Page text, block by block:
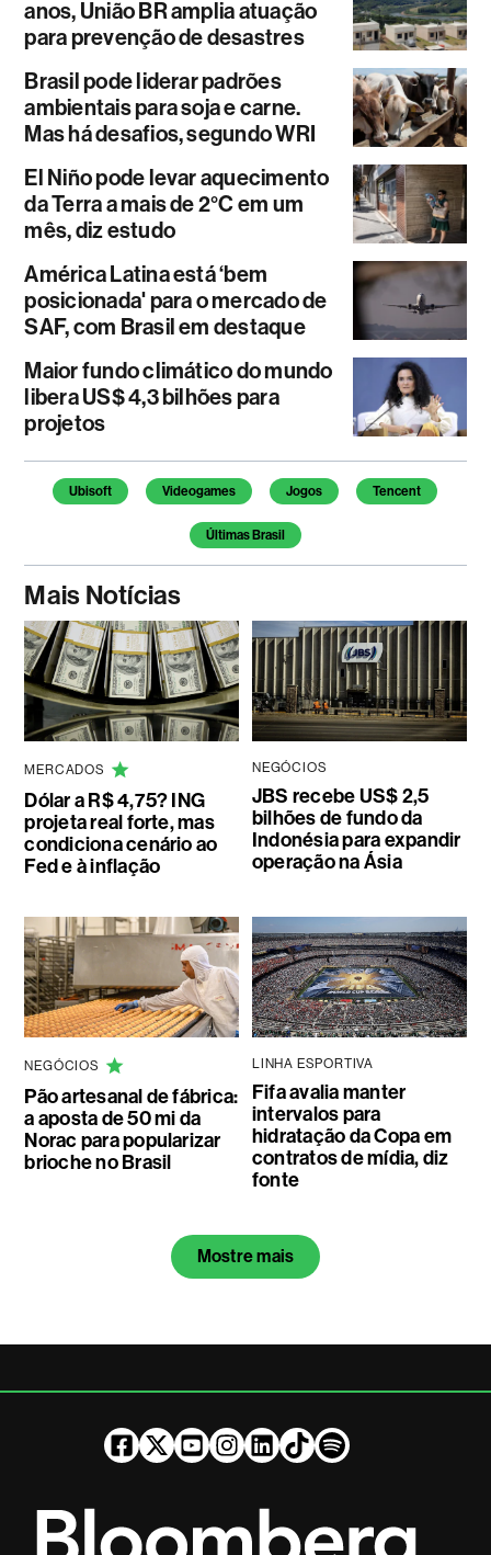
anos, União BR amplia atuação
para prevenção de desastres
Brasil pode liderar padrões
ambientais para soja e carne.
Mas há desafios, segundo WRI
El Niño pode levar aquecimento
da Terra a mais de 2°C em um
mês, diz estudo
América Latina está ‘bem
posicionada' para o mercado de
SAF, com Brasil em destaque
Maior fundo climático do mundo
libera US$ 4,3 bilhões para
projetos
Temas deste artigo
Ubisoft Videogames Jogos Tencent
Últimas Brasil
Mais Notícias
MERCADOS
Dólar a R$ 4,75? ING
projeta real forte, mas
condiciona cenário ao
Fed e à inflação
NEGÓCIOS
JBS recebe US$ 2,5
bilhões de fundo da
Indonésia para expandir
operação na Ásia
NEGÓCIOS
Pão artesanal de fábrica:
a aposta de 50 mi da
Norac para popularizar
brioche no Brasil
LINHA ESPORTIVA
Fifa avalia manter
intervalos para
hidratação da Copa em
contratos de mídia, diz
fonte
Mostre mais